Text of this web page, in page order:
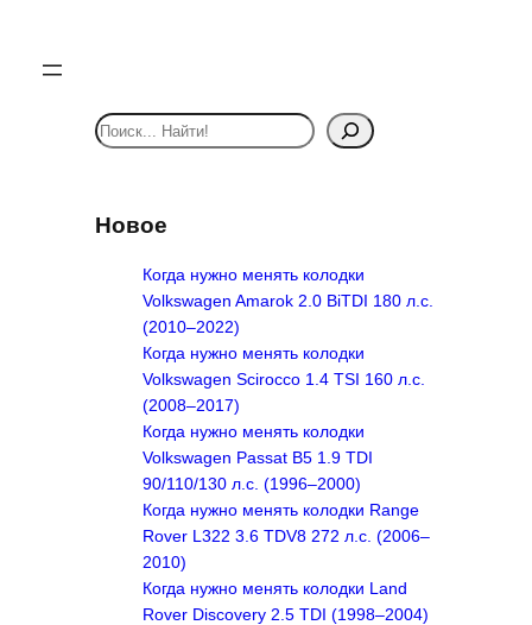
S
e
c
Новое
Когда нужно менять колодки
Volkswagen Amarok 2.0 BiTDI 180 л.с.
(2010–2022)
Когда нужно менять колодки
Volkswagen Scirocco 1.4 TSI 160 л.с.
(2008–2017)
Когда нужно менять колодки
Volkswagen Passat B5 1.9 TDI
90/110/130 л.с. (1996–2000)
Когда нужно менять колодки Range
Rover L322 3.6 TDV8 272 л.с. (2006–
2010)
Когда нужно менять колодки Land
Rover Discovery 2.5 TDI (1998–2004)